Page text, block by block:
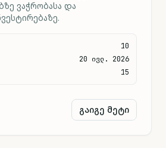
ვაჭრობასა და
10
20 ივლ. 2026
15
გაიგე მეტი